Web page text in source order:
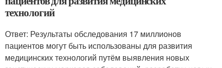
технологий
Ответ: Результаты обследования 17 миллионов
пациентов могут быть использованы для развития
медицинских технологий путём выявления новых